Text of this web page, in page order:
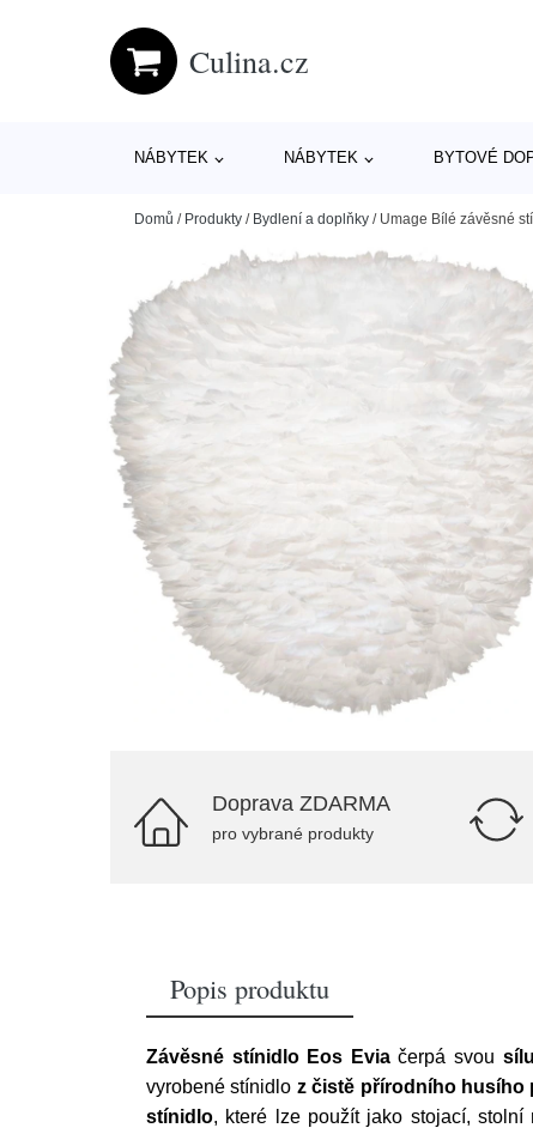
Culina.cz
NÁBYTEK NÁBYTEK BYTOVÉ
Domů / Produkty / Bydlení a doplňky / Umage Bílé závěsné
Doprava ZDARMA
pro vybrané produkty
Popis produktu
Závěsné stínidlo Eos Eviačerpá svou sílu
vyrobené stínidlo z čistě přírodního husího
stínidlo, které lze použít jako stojací, stolní